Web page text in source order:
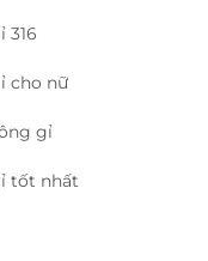
316
cho nữ
gỉ
tốt nhất